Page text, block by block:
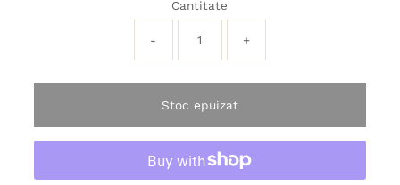
Cantitate
- +
Stoc epuizat